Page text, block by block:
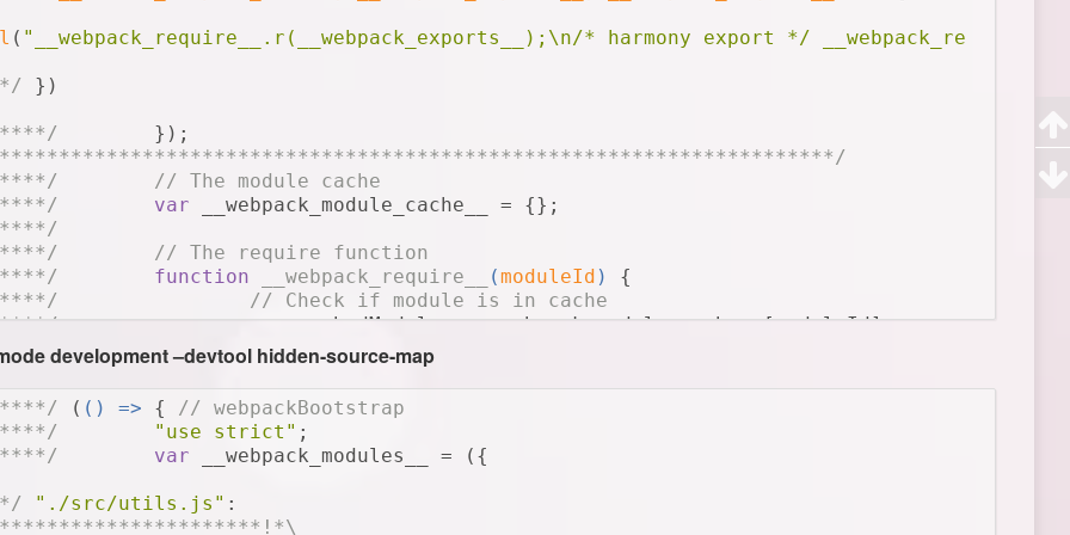
( "__webpack_require__.r(__webpack_exports__);\n/* harmony export */
})
});
// The module cache
var __webpack_module_cache__ = {};
// The require function
function __webpack_require__ (moduleId ) {
// Check if module is in cache
var cachedModule = __webpack_module_cache__[moduleId];
if (cachedModule !==
cachedModule.exports;
}
// Create a new module (and put it into the cache)
var module = __webpack_module_cache__[moduleId] = {
// no module.id needed
development –devtool hidden-source-map
( () => {
// webpackBootstrap
"use strict" ;
var __webpack_modules__ = ({
"./src/utils.js" :